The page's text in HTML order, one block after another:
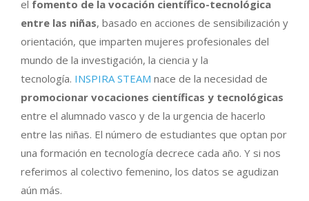
el fomento de la vocación científico-tecnológica
entre las niñas, basado en acciones de sensibilización y
orientación, que imparten mujeres profesionales del
mundo de la investigación, la ciencia y la
tecnología. INSPIRA STEAM nace de la necesidad de
promocionar vocaciones científicas y tecnológicas
entre el alumnado vasco y de la urgencia de hacerlo
entre las niñas. El número de estudiantes que optan por
una formación en tecnología decrece cada año. Y si nos
referimos al colectivo femenino, los datos se agudizan
aún más.